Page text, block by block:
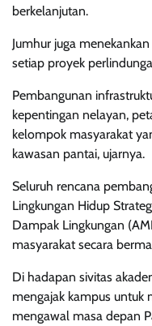
berkelanjutan.
Jumhur juga
setiap proyek
Pembangunan
kepentingan nelayan,
kelompok masyarakat
kawasan pantai, ujarnya.
Seluruh rencana
Lingkungan Hidup
Dampak Lingkungan
masyarakat secara
Di hadapan sivitas
mengajak kampus untuk
mengawal masa depan